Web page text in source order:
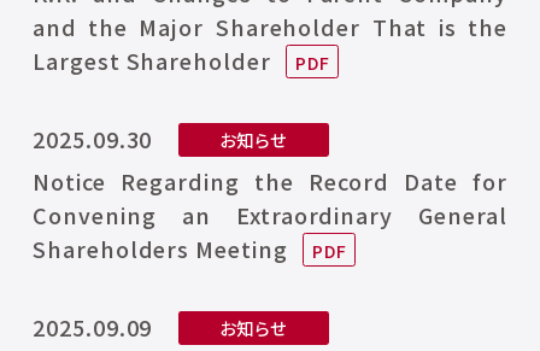
and the Major Shareholder That is the
Largest Shareholder
2025.09.30 お知らせ
Notice Regarding the Record Date for
Convening an Extraordinary General
Shareholders Meeting
2025.09.09 お知らせ